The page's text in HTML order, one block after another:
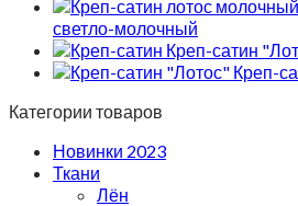
светло-молочный
Креп-сатин
Креп-
Категории товаров
Новинки 2023
Ткани
Лён